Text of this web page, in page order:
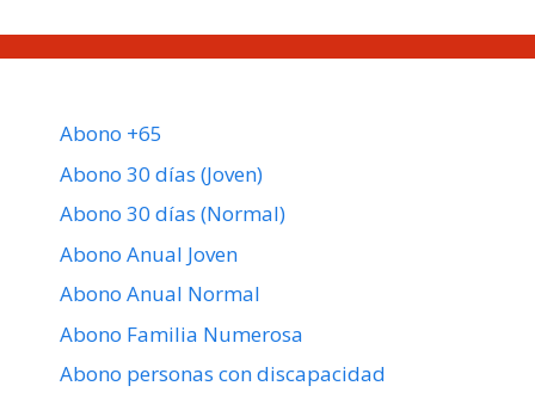
Abono +65
Abono 30 días (Joven)
Abono 30 días (Normal)
Abono Anual Joven
Abono Anual Normal
Abono Familia Numerosa
Abono personas con discapacidad